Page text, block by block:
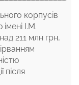
корпусів
І.М.
211 млн грн,
після